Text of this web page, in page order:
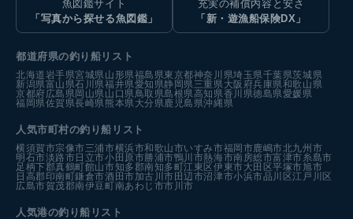
魚図鑑サイト
「写真から探せる魚図鑑」
充実の補償内容と安さ
「新・遊漁船保険DX」
都道府県の釣り船リスト
北海道岩手県宮城県山形県福島県東京都神奈川県埼玉県千葉県茨城県
新潟県富山県石川県福井県愛知県静岡県三重県大阪府兵庫県和歌山県
京都府広島県岡山県山口県鳥取県島根県高知県香川県徳島県愛媛県
福岡県佐賀県長崎県熊本県大分県鹿児島県沖縄県
人気市町村の釣り船リスト
横須賀市宗像市三浦市横浜市和歌山市いすみ市福岡市鹿嶋市北九州市
明石市淡路市日立市小田原市勝浦市鴨川市熱海市南房総市富津市糸島市
足柄下郡真鶴町館山市知多郡南知多町江東区伊東市大田区平塚市旭市
日高郡印南町鎌倉市酒田市加古川市田辺市沼津市小浜市品川区江戸川区
広島市賀茂郡南伊豆町南あわじ市市川市
人気港の釣り船リスト